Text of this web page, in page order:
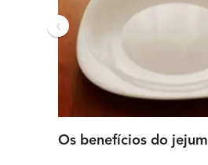
Os benefícios do jejum
‹